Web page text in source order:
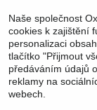
cítí krásně.
Sledujte nás:
Naše společnost
cookies k zajištění
personalizaci
tlačítko "Přijmout
předáváním údajů
reklamy na
webech.